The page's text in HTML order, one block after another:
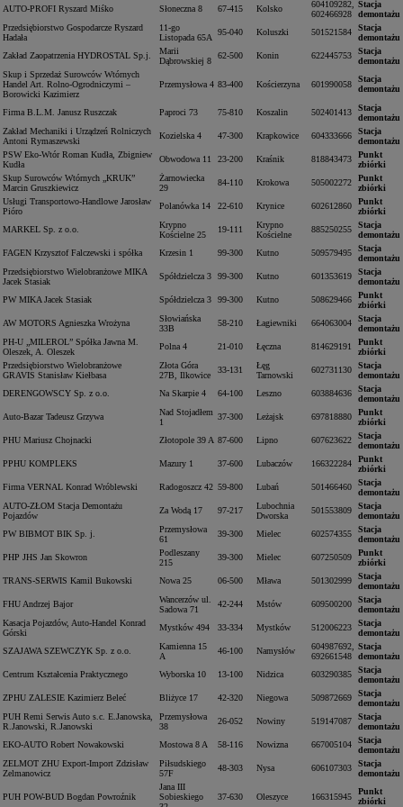
AUTO-PROFI Ryszard Miśko
Słoneczna 8 67-415 Kolsko
604109282,
602466928
Stacja
demontażu
Przedsiębiorstwo Gospodarcze Ryszard
Hadała
11-go
Listopada 65A
95-040 Koluszki 501521584
Stacja
demontażu
Zakład Zaopatrzenia HYDROSTAL Sp.j.
Marii
Dąbrowskiej 8
62-500 Konin 622445753
Stacja
demontażu
Skup i Sprzedaż Surowców Wtórnych
Handel Art. Rolno-Ogrodniczymi –
Borowicki Kazimierz
Przemysłowa 4 83-400 Kościerzyna 601990058
Stacja
demontażu
Firma B.L.M. Janusz Ruszczak Paproci 73 75-810 Koszalin 502401413
Stacja
demontażu
Zakład Mechaniki i Urządzeń Rolniczych
Antoni Rymaszewski
Kozielska 4 47-300 Krapkowice 604333666
Stacja
demontażu
PSW Eko-Wtór Roman Kudła, Zbigniew
Kudła
Obwodowa 11 23-200 Kraśnik 818843473
Punkt
zbiórki
Skup Surowców Wtórnych „KRUK”
Marcin Gruszkiewicz
Żarnowiecka
29
84-110 Krokowa 505002272
Punkt
zbiórki
Usługi Transportowo-Handlowe Jarosław
Pióro
Polanówka 14 22-610 Krynice 602612860
Punkt
zbiórki
MARKEL Sp. z o.o.
Krypno
Kościelne 25
19-111
Krypno
Kościelne
885250255
Stacja
demontażu
FAGEN Krzysztof Falczewski i spółka
Krzesin 1 99-300 Kutno 509579495
Stacja
demontażu
Przedsiębiorstwo Wielobranżowe MIKA
Jacek Stasiak
Spółdzielcza 3 99-300 Kutno 601353619
Stacja
demontażu
PW MIKA Jacek Stasiak
Spółdzielcza 3 99-300 Kutno 508629466
Punkt
zbiórki
AW MOTORS Agnieszka Wrożyna
Słowiańska
33B
58-210 Łagiewniki 664063004
Stacja
demontażu
PH-U „MILEROL” Spółka Jawna M.
Oleszek, A. Oleszek
Polna 4 21-010 Łęczna 814629191
Punkt
zbiórki
Przedsiębiorstwo Wielobranżowe
GRAVIS Stanisław Kiełbasa
Złota Góra
27B, Ilkowice
33-131
Łęg
Tarnowski
602731130
Stacja
demontażu
DERENGOWSCY Sp. z o.o.
Na Skarpie 4 64-100 Leszno 603884636
Stacja
demontażu
Auto-Bazar Tadeusz Grzywa
Nad Stojadłem
1
37-300 Leżajsk 697818880
Punkt
zbiórki
PHU Mariusz Chojnacki
Złotopole 39 A 87-600 Lipno 607623622
Stacja
demontażu
PPHU KOMPLEKS
Mazury 1 37-600 Lubaczów 166322284
Punkt
zbiórki
Firma VERNAL Konrad Wróblewski
Radogoszcz 42 59-800 Lubań 501466460
Stacja
demontażu
AUTO-ZŁOM Stacja Demontażu
Pojazdów
Za Wodą 17 97-217
Lubochnia
Dworska
501553809
Stacja
demontażu
PW BIBMOT BIK Sp. j.
Przemysłowa
61
39-300 Mielec 602574355
Stacja
demontażu
PHP JHS Jan Skowron
Podleszany
215
39-300 Mielec 607250509
Punkt
zbiórki
TRANS-SERWIS Kamil Bukowski
Nowa 25 06-500 Mława 501302999
Stacja
demontażu
FHU Andrzej Bajor
Wancerzów ul.
Sadowa 71
42-244 Mstów 609500200
Stacja
demontażu
Kasacja Pojazdów, Auto-Handel Konrad
Górski
Mystków 494 33-334 Mystków 512006223
Stacja
demontażu
SZAJAWA SZEWCZYK Sp. z o.o.
Kamienna 15
A
46-100 Namysłów
604987692,
692661548
Stacja
demontażu
Centrum Kształcenia Praktycznego
Wyborska 10 13-100 Nidzica 603290385
Stacja
demontażu
ZPHU ZALESIE Kazimierz Beleć
Bliżyce 17 42-320 Niegowa 509872669
Stacja
demontażu
PUH Remi Serwis Auto s.c. E.Janowska,
R.Janowski, R.Janowski
Przemysłowa
38
26-052 Nowiny 519147087
Stacja
demontażu
EKO-AUTO Robert Nowakowski
Mostowa 8 A 58-116 Nowizna 667005104
Stacja
demontażu
ZELMOT ZHU Export-Import Zdzisław
Zelmanowicz
Piłsudskiego
57F
48-303 Nysa 606107303
Stacja
demontażu
PUH POW-BUD Bogdan Powroźnik
Jana III
Sobieskiego
37-630 Oleszyce 166315945
Punkt
zbiórki